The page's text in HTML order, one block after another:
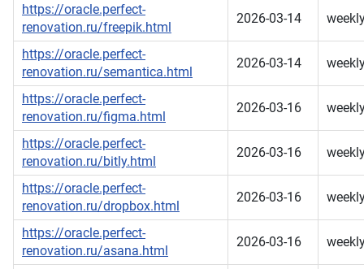
https://oracle.perfect-
renovation.ru/freepik.html
2026-03-14
https://oracle.perfect-
renovation.ru/semantica.html
2026-03-14
https://oracle.perfect-
renovation.ru/figma.html
2026-03-16
https://oracle.perfect-
renovation.ru/bitly.html
2026-03-16
https://oracle.perfect-
renovation.ru/dropbox.html
2026-03-16
https://oracle.perfect-
renovation.ru/asana.html
2026-03-16